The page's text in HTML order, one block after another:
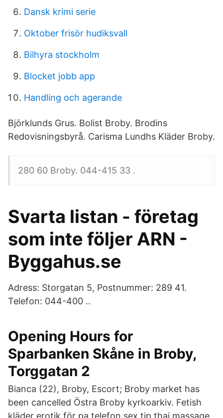
Dansk krimi serie
Oktober frisör hudiksvall
Bilhyra stockholm
Blocket jobb app
Handling och agerande
Björklunds Grus. Bolist Broby. Brodins
Redovisningsbyrå. Carisma Lundhs Kläder Broby.
280 60 Broby. 044-415 33 .
Svarta listan - företag
som inte följer ARN -
Byggahus.se
Adress: Storgatan 5, Postnummer: 289 41.
Telefon: 044-400 ..
Opening Hours for
Sparbanken Skåne in Broby,
Torggatan 2
Bianca (22), Broby, Escort; Broby market has
been cancelled Östra Broby kyrkoarkiv. Fetish
kläder erotik för pa telefon sex tip thai massage